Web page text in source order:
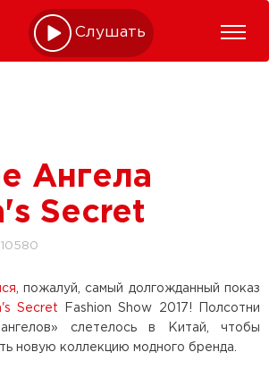
Слушать online
Ангела
Secret
10580
, пожалуй, самый долгожданный показ
Secret Fashion Show 2017! Полсотни
слетелось в Китай, чтобы
новую коллекцию модного бренда.